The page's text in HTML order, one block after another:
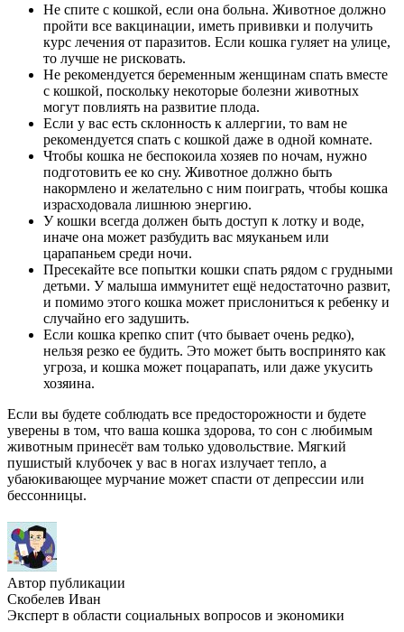
Не спите с кошкой, если она больна. Животное должно
пройти все вакцинации, иметь прививки и получить
курс лечения от паразитов. Если кошка гуляет на улице,
то лучше не рисковать.
Не рекомендуется беременным женщинам спать вместе
с кошкой, поскольку некоторые болезни животных
могут повлиять на развитие плода.
Если у вас есть склонность к аллергии, то вам не
рекомендуется спать с кошкой даже в одной комнате.
Чтобы кошка не беспокоила хозяев по ночам, нужно
подготовить ее ко сну. Животное должно быть
накормлено и желательно с ним поиграть, чтобы кошка
израсходовала лишнюю энергию.
У кошки всегда должен быть доступ к лотку и воде,
иначе она может разбудить вас мяуканьем или
царапаньем среди ночи.
Пресекайте все попытки кошки спать рядом с грудными
детьми. У малыша иммунитет ещё недостаточно развит,
и помимо этого кошка может прислониться к ребенку и
случайно его задушить.
Если кошка крепко спит (что бывает очень редко),
нельзя резко ее будить. Это может быть воспринято как
угроза, и кошка может поцарапать, или даже укусить
хозяина.
Если вы будете соблюдать все предосторожности и будете
уверены в том, что ваша кошка здорова, то сон с любимым
животным принесёт вам только удовольствие. Мягкий
пушистый клубочек у вас в ногах излучает тепло, а
убаюкивающее мурчание может спасти от депрессии или
бессонницы.
Автор публикации
Скобелев Иван
Эксперт в области социальных вопросов и экономики